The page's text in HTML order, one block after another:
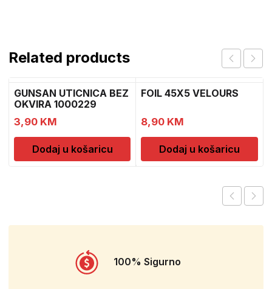
Related products
GUNSAN UTICNICA BEZ
OKVIRA 1000229
3,90 KM
Dodaj u košaricu
FOIL 45X5 VELOURS
8,90 KM
Dodaj u košaricu
100% Sigurno